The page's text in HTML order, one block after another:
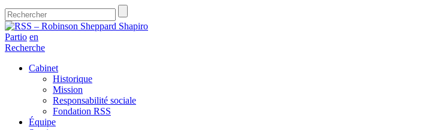
Partio en
Recherche
Cabinet
Historique
Mission
Responsabilité sociale
Fondation RSS
Équipe